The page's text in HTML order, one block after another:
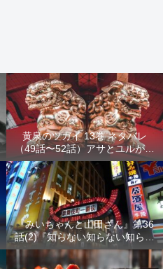
黄泉のツガイ 13巻 ネタバレ
（49話〜52話）アサとユルが家
出！西ノ村の真実とヒカルの決
意を解説
『みいちゃんと山田さん』第36
話(2)『知らない知らない知らな
い』最新話 ネタバレ 犯人確
定 次回最終回